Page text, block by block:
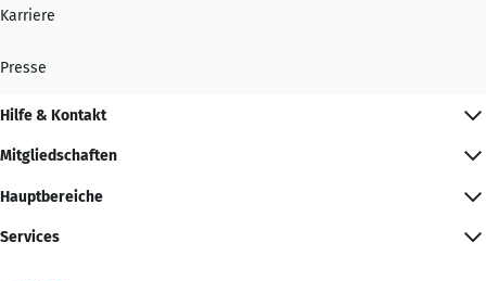
Karriere
Presse
Hilfe & Kontakt
Mitgliedschaften
Hauptbereiche
Services